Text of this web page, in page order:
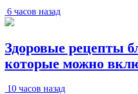
6 часов назад
Здоровые рецепты
которые можно
10 часов назад